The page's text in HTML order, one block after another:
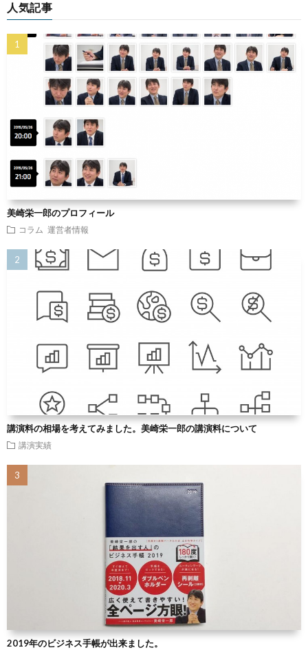
人気記事
美崎栄一郎のプロフィール
コラム 運営者情報
講演料の相場を考えてみました。美崎栄一郎の講演料について
講演実績
2019年のビジネス手帳が出来ました。